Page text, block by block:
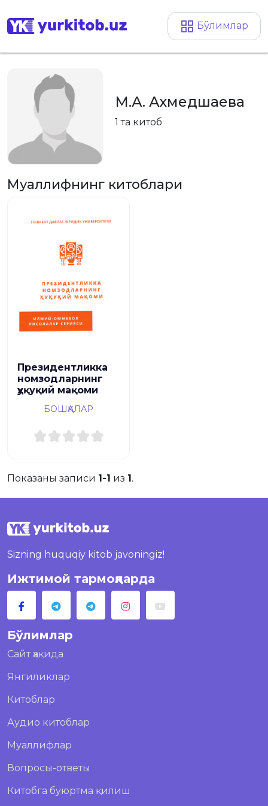
Бўлимлар
М.А. Ахмедшаева
1 та китоб
Муаллифнинг китоблари
Президентликка
номзодларнинг
ҳуқуқий мақоми
БОШҚАЛАР
Показаны записи 1-1 из 1.
Sizning huquqiy kitob javoningiz!
Ижтимой тармоқларда
Бўлимлар
Сайт ҳақида
Янгиликлар
Китоблар
Аудио китоблар
Муаллифлар
Вопросы-ответы
Китобга буюртма қилиш